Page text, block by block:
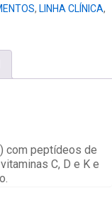
, LINHA CLÍNICA,
com peptídeos de
C, D e K e